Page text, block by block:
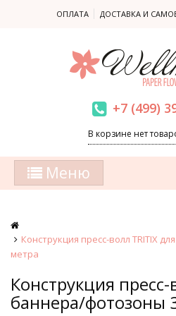
ОПЛАТА ДОСТАВКА И
+7 (499)
В корзине нет
Меню
Конструкция пресс-волл TRITIX
метра
Конструкция
баннера/фотозоны